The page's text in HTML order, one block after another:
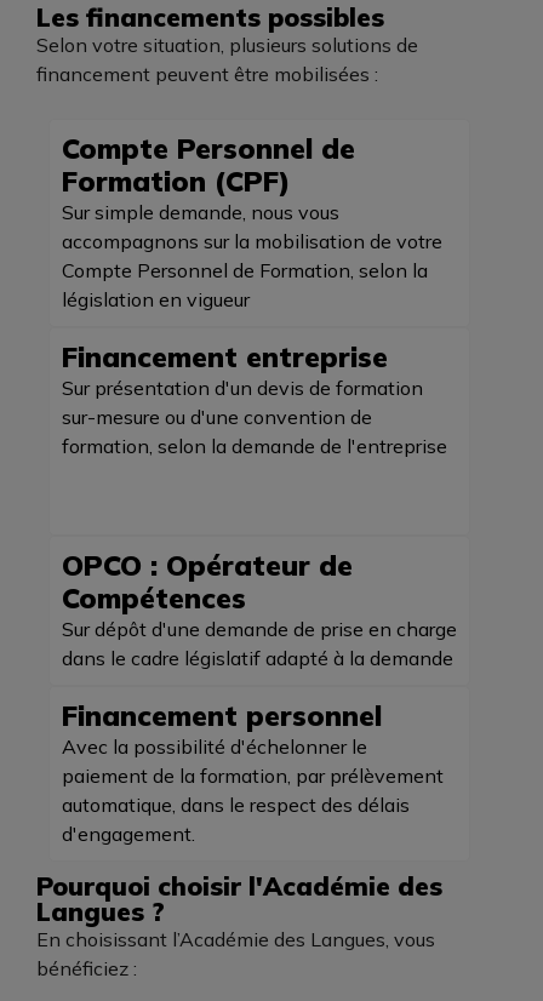
Les financements possibles
Selon votre situation, plusieurs solutions de
financement peuvent être mobilisées :
Compte Personnel de
Formation (CPF)
Sur simple demande, nous vous
accompagnons sur la mobilisation de votre
Compte Personnel de Formation, selon la
législation en vigueur
Financement entreprise
Sur présentation d'un devis de formation
sur-mesure ou d'une convention de
formation, selon la demande de l'entreprise
OPCO : Opérateur de
Compétences
Sur dépôt d'une demande de prise en charge
dans le cadre législatif adapté à la demande
Financement personnel
Avec la possibilité d'échelonner le
paiement de la formation, par prélèvement
automatique, dans le respect des délais
d'engagement.
Pourquoi choisir l'Académie des
Langues ?
En choisissant l’Académie des Langues, vous
bénéficiez :